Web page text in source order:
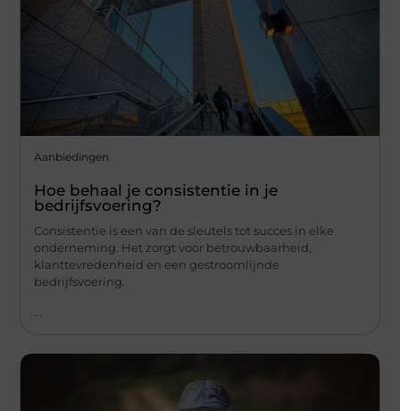
Aanbiedingen
Hoe behaal je consistentie in je
bedrijfsvoering?
Consistentie is een van de sleutels tot succes in elke
onderneming. Het zorgt voor betrouwbaarheid,
klanttevredenheid en een gestroomlijnde
bedrijfsvoering.